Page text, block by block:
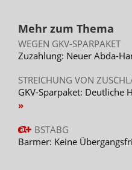
Mehr zum Thema
WEGEN GKV-SPARPAKET
Zuzahlung: Neuer Abda-
STREICHUNG VON
GKV-Sparpaket: Deutliche
BSTABG
Barmer: Keine